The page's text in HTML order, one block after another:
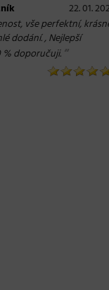
22. 01.
vše perfektní,
dodání. , Nejlepší
% doporučuji. “